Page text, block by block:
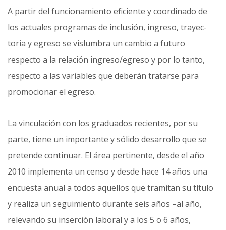
A partir del funcionamiento eficiente y coordinado de
los actuales programas de inclusión, ingreso, trayec­
toria y egreso se vislumbra un cambio a futuro
respecto a la relación ingreso/egreso y por lo tanto,
respecto a las variables que deberán tratarse para
promocionar el egreso.
La vinculación con los graduados recientes, por su
parte, tiene un importante y sólido desarrollo que se
pretende continuar. El área pertinente, desde el año
2010 implementa un censo y desde hace 14 años una
encuesta anual a todos aquellos que tramitan su título
y realiza un seguimiento durante seis años –al año,
relevando su inserción laboral y a los 5 o 6 años,